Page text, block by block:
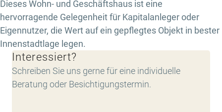
Dieses Wohn- und Geschäftshaus ist eine
hervorragende Gelegenheit für Kapitalanleger oder
Eigennutzer, die Wert auf ein gepflegtes Objekt in bester
Innenstadtlage legen.
Interessiert?
Schreiben Sie uns gerne für eine individuelle
Beratung oder Besichtigungstermin.